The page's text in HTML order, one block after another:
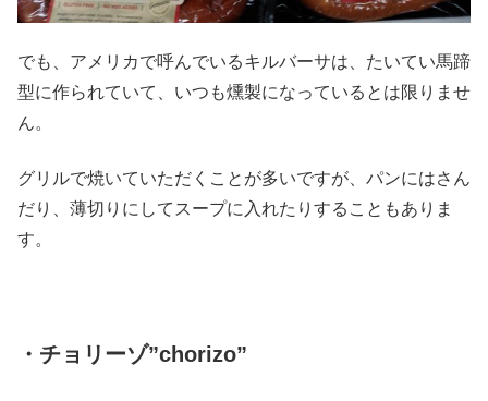
でも、アメリカで呼んでいるキルバーサは、たいてい馬蹄
型に作られていて、いつも燻製になっているとは限りませ
ん。
グリルで焼いていただくことが多いですが、パンにはさん
だり、薄切りにしてスープに入れたりすることもありま
す。
・チョリーゾ”chorizo”